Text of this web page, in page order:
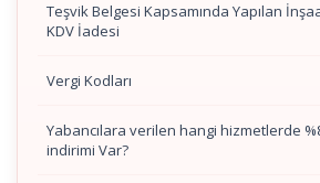
Teşvik Belgesi Kapsamında Yapılan
KDV İadesi
Vergi Kodları
Yabancılara verilen hangi hizmetlerde
indirimi Var?